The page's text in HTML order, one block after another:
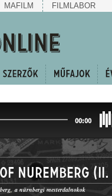
MAFILM FILMLABOR
00:00
Nuremberg
a nürnbergi mesterdalnokok